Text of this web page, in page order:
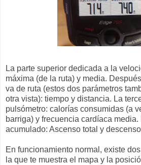
La parte superior dedicada a la
máxima (de la ruta) y media.
va de ruta (estos dos parámetros
otra vista): tiempo y distancia. La
pulsómetro: calorías consumidas (a
barriga) y frecuencia cardíaca
acumulado: Ascenso total y
En funcionamiento normal, existe
la que te muestra el mapa y la